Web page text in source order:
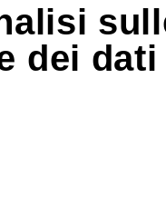
dei